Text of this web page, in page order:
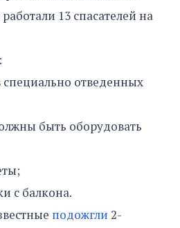
13 спасателей на
отведенных
быть оборудовать
с балкона.
подожгли 2-